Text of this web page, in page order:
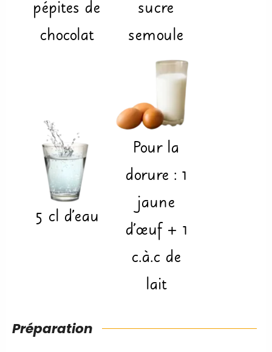
pépites de
chocolat
sucre
semoule
5 cl d'eau
Pour la
dorure : 1
jaune
d'œuf + 1
c.à.c de
lait
Préparation